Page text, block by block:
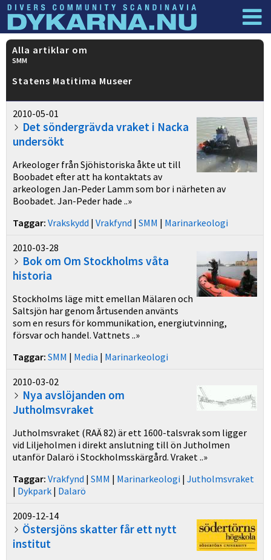
Dyknyheter
Alla artiklar om
SMM
Statens Matitima Museer
2010-05-01
Det söndergrävda vraket i Nacka
undersökt
Arkeologer från Sjöhistoriska åkte ut till
Boobadet efter att ha kontaktats av
arkeologen Jan-Peder Lamm som bor i närheten av
Boobadet. Jan-Peder hade ..»
Taggar: Vrakskydd | Vrakfynd | SMM | Marinarkeologi
2010-03-28
Bok om Om Stockholms våta
historia
Stockholms läge mitt emellan Mälaren och
Saltsjön har genom årtusenden använts
som en resurs för kommunikation, energiutvinning,
försvar och handel. Vattnets ..»
Taggar: SMM | Media | Marinarkeologi
2010-03-02
Nya avslöjanden om
Jutholmsvraket
Jutholmsvraket (RAÄ 82) är ett 1600-talsvrak som ligger
vid Liljeholmen i direkt anslutning till ön Jutholmen
utanför Dalarö i Stockholmsskärgård. Vraket ..»
Taggar: Vrakfynd | SMM | Marinarkeologi | Jutholmsvraket
| Dykpark | Dalarö
2009-12-14
Östersjöns skatter får ett nytt
institut